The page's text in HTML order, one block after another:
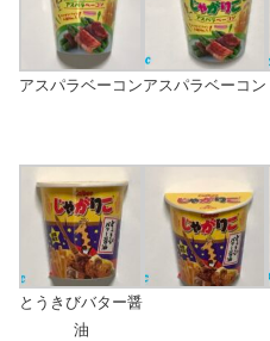
アスパラベーコンアスパラベーコン
とうきびバター醤
油